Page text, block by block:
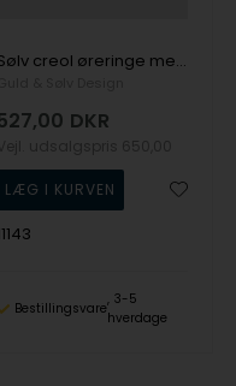
Sølv creol øreringe med sorte zirkonia, model 11143
DKR
Bestillingsvare
3-5
hverdage